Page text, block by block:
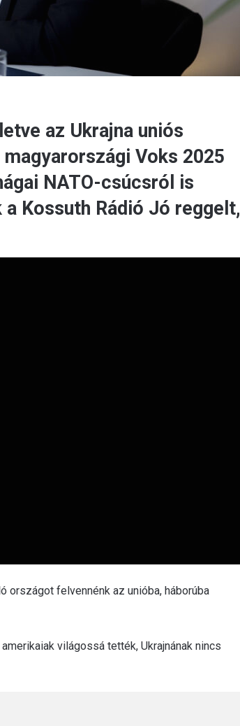
az Ukrajna uniós
Voks 2025
NATO-csúcsról is
Kossuth Rádió Jó reggelt,
országot felvennénk az unióba, háborúba
világossá tették, Ukrajnának nincs